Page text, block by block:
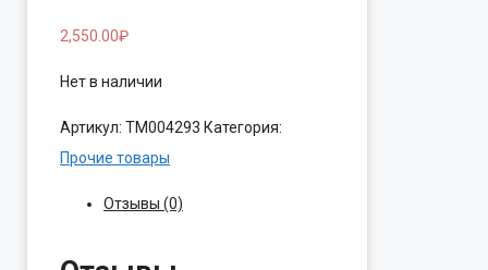
2,550.00₽
Нет в наличии
Артикул: ТМ004293 Категория:
Прочие товары
Отзывы (0)